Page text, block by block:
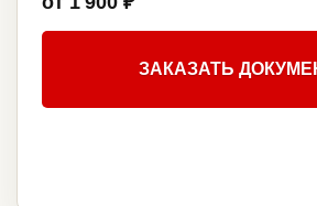
ЗАКАЗАТЬ